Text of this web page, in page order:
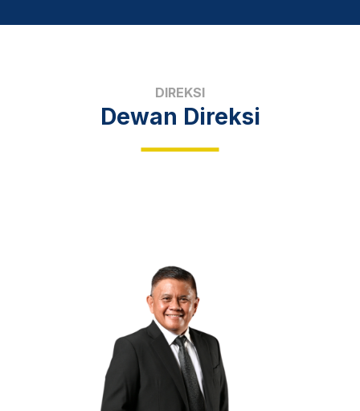
DIREKSI
Dewan Direksi